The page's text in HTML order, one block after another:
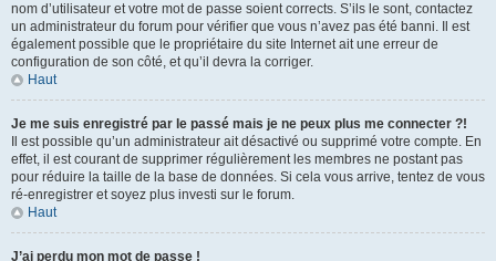
nom d’utilisateur et votre mot de passe soient corrects. S’ils le sont, contactez
un administrateur du forum pour vérifier que vous n’avez pas été banni. Il est
également possible que le propriétaire du site Internet ait une erreur de
configuration de son côté, et qu’il devra la corriger.
Haut
Je me suis enregistré par le passé mais je ne peux plus me connecter ?!
Il est possible qu’un administrateur ait désactivé ou supprimé votre compte. En
effet, il est courant de supprimer régulièrement les membres ne postant pas
pour réduire la taille de la base de données. Si cela vous arrive, tentez de vous
ré-enregistrer et soyez plus investi sur le forum.
Haut
J’ai perdu mon mot de passe !